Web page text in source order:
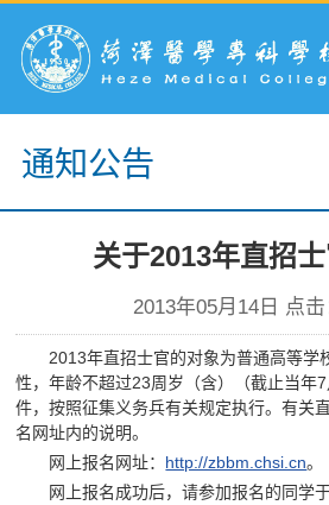
通知公告
关于2013年直招
2013年05月14日 点击
2013年直招士官的对象为普通高等学
性，年龄不超过23周岁（含）（截止当年
件，按照征集义务兵有关规定执行。有关
名网址内的说明。
网上报名网址： http://zbbm.chsi.cn。
网上报名成功后，请参加报名的同学